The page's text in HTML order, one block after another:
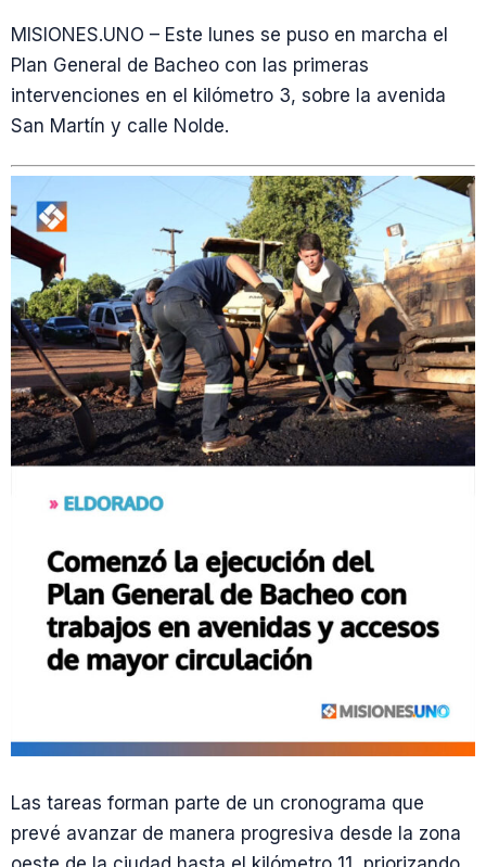
MISIONES.UNO – Este lunes se puso en marcha el
Plan General de Bacheo con las primeras
intervenciones en el kilómetro 3, sobre la avenida
San Martín y calle Nolde.
Las tareas forman parte de un cronograma que
prevé avanzar de manera progresiva desde la zona